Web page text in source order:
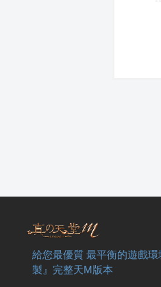
給您最優質 最平衡的遊戲
製』完整天M版本